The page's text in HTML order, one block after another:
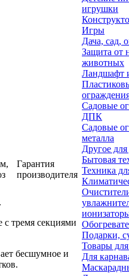
Гарантия
производителя
с тремя секциями
бесшумное и
игрушки
Игры
Дача, сад,
Защита от
животных
Ландшафт
Садовые
ДПК
Садовые
металла
Другое для
Бытовая
Техника
Подарки,
Товары
Для